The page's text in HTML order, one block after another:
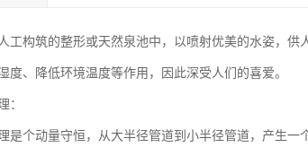
工构筑的整形或天然泉池中，以喷射优美的水姿，供
度、降低环境温度等作用，因此深受人们的喜爱。
：
是个动量守恒，从大半径管道到小半径管道，产生